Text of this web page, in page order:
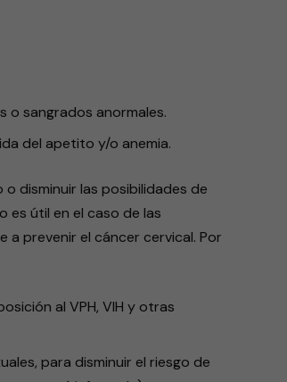
o sangrados anormales.
del apetito y/o anemia.
disminuir las posibilidades de
es útil en el caso de las
prevenir el cáncer cervical. Por
al VPH, VIH y otras
para disminuir el riesgo de